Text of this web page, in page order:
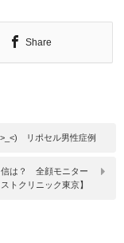
Share
リポセル男性症例
信は？ 全顔モニター
トクリニック東京】